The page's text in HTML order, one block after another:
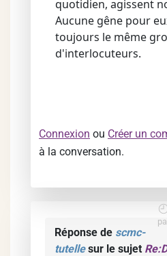
quotidien, agissent
Aucune gêne pour
toujours le même
d'interlocuteurs.
Connexion ou Créer un
à la conversation.
Réponse de scmc-
tutellesur le sujet